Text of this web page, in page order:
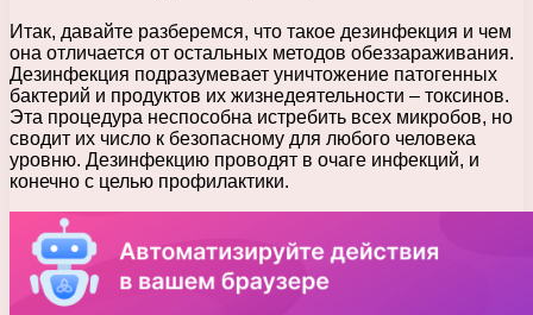
Итак, давайте разберемся, что такое дезинфекция и чем
она отличается от остальных методов обеззараживания.
Дезинфекция подразумевает уничтожение патогенных
бактерий и продуктов их жизнедеятельности – токсинов.
Эта процедура неспособна истребить всех микробов, но
сводит их число к безопасному для любого человека
уровню. Дезинфекцию проводят в очаге инфекций, и
конечно с целью профилактики.